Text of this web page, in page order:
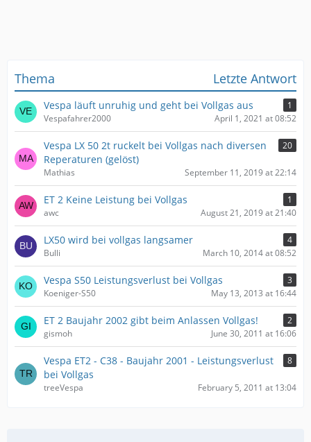
Thema Letzte Antwort
Vespa läuft unruhig und geht bei Vollgas aus
1
Vespafahrer2000
April 1, 2021 at 08:52
Vespa LX 50 2t ruckelt bei Vollgas nach diversen
Reperaturen (gelöst)
20
Mathias September 11, 2019 at 22:14
ET 2 Keine Leistung bei Vollgas
1
awc
August 21, 2019 at 21:40
LX50 wird bei vollgas langsamer
4
Bulli
March 10, 2014 at 08:52
Vespa S50 Leistungsverlust bei Vollgas
3
Koeniger-S50
May 13, 2013 at 16:44
ET 2 Baujahr 2002 gibt beim Anlassen Vollgas!
2
gismoh
June 30, 2011 at 16:06
Vespa ET2 - C38 - Baujahr 2001 - Leistungsverlust
bei Vollgas
8
treeVespa February 5, 2011 at 13:04